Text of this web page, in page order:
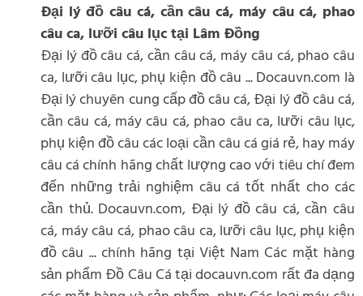
Đại lý đồ câu cá, cần câu cá, máy câu cá, phao
câu ca, lưỡi câu lục tại Lâm Đồng
Đại lý đồ câu cá, cần câu cá, máy câu cá, phao câu
ca, lưỡi câu lục, phụ kiện đồ câu ... Docauvn.com là
Đại lý chuyên cung cấp đồ câu cá, Đại lý đồ câu cá,
cần câu cá, máy câu cá, phao câu ca, lưỡi câu lục,
phụ kiện đồ câu các loại cần câu cá giá rẻ, hay máy
câu cá chính hãng chất lượng cao với tiêu chí đem
đến những trải nghiệm câu cá tốt nhất cho các
cần thủ. Docauvn.com, Đại lý đồ câu cá, cần câu
cá, máy câu cá, phao câu ca, lưỡi câu lục, phụ kiện
đồ câu ... chính hãng tại Việt Nam Các mặt hàng
sản phẩm Đồ Câu Cá tại docauvn.com rất đa dạng